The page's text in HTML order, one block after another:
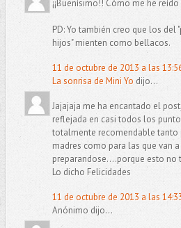
¡¡Buenísimo!! Cómo me he
PD: Yo también creo que los del
hijos" mienten como bellacos.
11 de octubre de 2013 a las
La sonrisa de Mini Yo dijo...
Jajajaja me ha encantado el
reflejada en casi todos los
totalmente recomendable tanto
madres como para las que van
preparandose....porque esto no
Lo dicho Felicidades
11 de octubre de 2013 a las
Anónimo dijo...